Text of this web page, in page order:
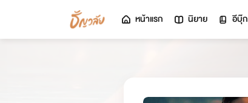
หน้าแรก นิยาย อีบุ๊ก